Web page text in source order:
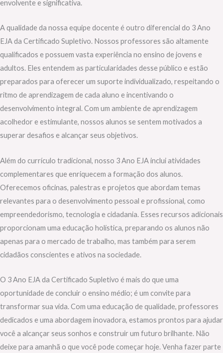
envolvente e significativa.
A qualidade da nossa equipe docente é outro diferencial do 3 Ano
EJA da Certificado Supletivo. Nossos professores são altamente
qualificados e possuem vasta experiência no ensino de jovens e
adultos. Eles entendem as particularidades desse público e estão
preparados para oferecer um suporte individualizado, respeitando o
ritmo de aprendizagem de cada aluno e incentivando o
desenvolvimento integral. Com um ambiente de aprendizagem
acolhedor e estimulante, nossos alunos se sentem motivados a
superar desafios e alcançar seus objetivos.
Além do currículo tradicional, nosso 3 Ano EJA inclui atividades
complementares que enriquecem a formação dos alunos.
Oferecemos oficinas, palestras e projetos que abordam temas
relevantes para o desenvolvimento pessoal e profissional, como
empreendedorismo, tecnologia e cidadania. Esses recursos adicionais
proporcionam uma educação holística, preparando os alunos não
apenas para o mercado de trabalho, mas também para serem
cidadãos conscientes e ativos na sociedade.
O 3 Ano EJA da Certificado Supletivo é mais do que uma
oportunidade de concluir o ensino médio; é um convite para
transformar sua vida. Com uma educação de qualidade, professores
dedicados e uma abordagem inovadora, estamos prontos para ajudar
você a alcançar seus sonhos e construir um futuro brilhante. Não
deixe para amanhã o que você pode começar hoje. Venha fazer parte